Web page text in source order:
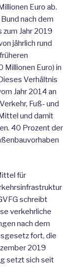
Euro ab.
nach dem
Jahr 2019
jährlich rund
Euro) in
Verhältnis
Jahr 2014 an
Fuß- und
und damit
40 Prozent der
für
schreibt
verkehrliche
nach dem
fort, die
2019
setzt sich seit